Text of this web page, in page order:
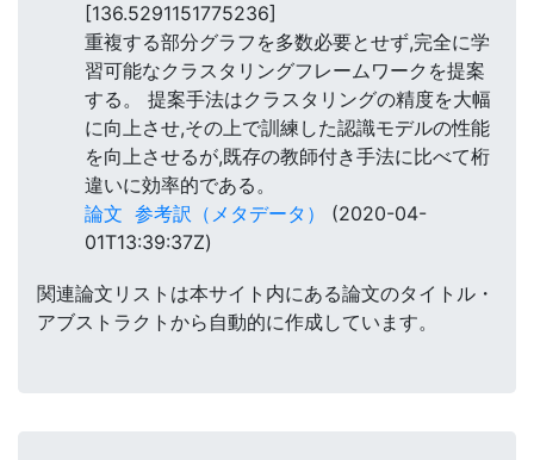
[136.5291151775236]
重複する部分グラフを多数必要とせず,完全に学
習可能なクラスタリングフレームワークを提案
する。 提案手法はクラスタリングの精度を大幅
に向上させ,その上で訓練した認識モデルの性能
を向上させるが,既存の教師付き手法に比べて桁
違いに効率的である。
論文 参考訳（メタデータ）
(2020-04-
01T13:39:37Z)
関連論文リストは本サイト内にある論文のタイトル・
アブストラクトから自動的に作成しています。